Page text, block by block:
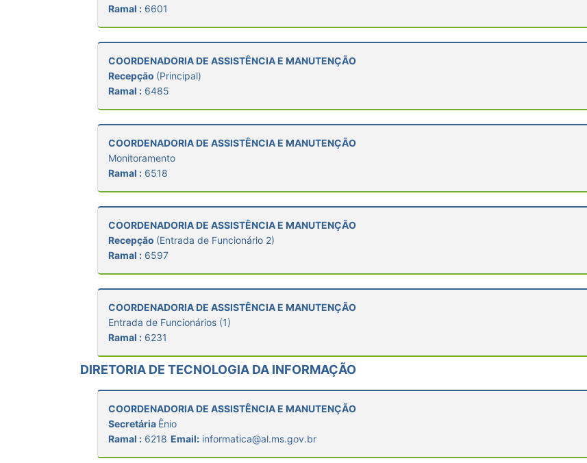
Ramal : 6601
COORDENADORIA DE ASSISTÊNCIA E MANUTENÇÃO
Recepção (Principal)
Ramal : 6485
COORDENADORIA DE ASSISTÊNCIA E MANUTENÇÃO
Monitoramento
Ramal : 6518
COORDENADORIA DE ASSISTÊNCIA E MANUTENÇÃO
Recepção (Entrada de Funcionário 2)
Ramal : 6597
COORDENADORIA DE ASSISTÊNCIA E MANUTENÇÃO
Entrada de Funcionários (1)
Ramal : 6231
DIRETORIA DE TECNOLOGIA DA INFORMAÇÃO
COORDENADORIA DE ASSISTÊNCIA E MANUTENÇÃO
Secretária Ênio
Ramal : 6218 Email: informatica@al.ms.gov.br